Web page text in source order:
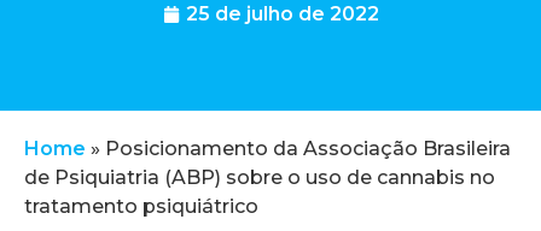
25 de julho de 2022
Home » Posicionamento da Associação Brasileira
de Psiquiatria (ABP) sobre o uso de cannabis no
tratamento psiquiátrico